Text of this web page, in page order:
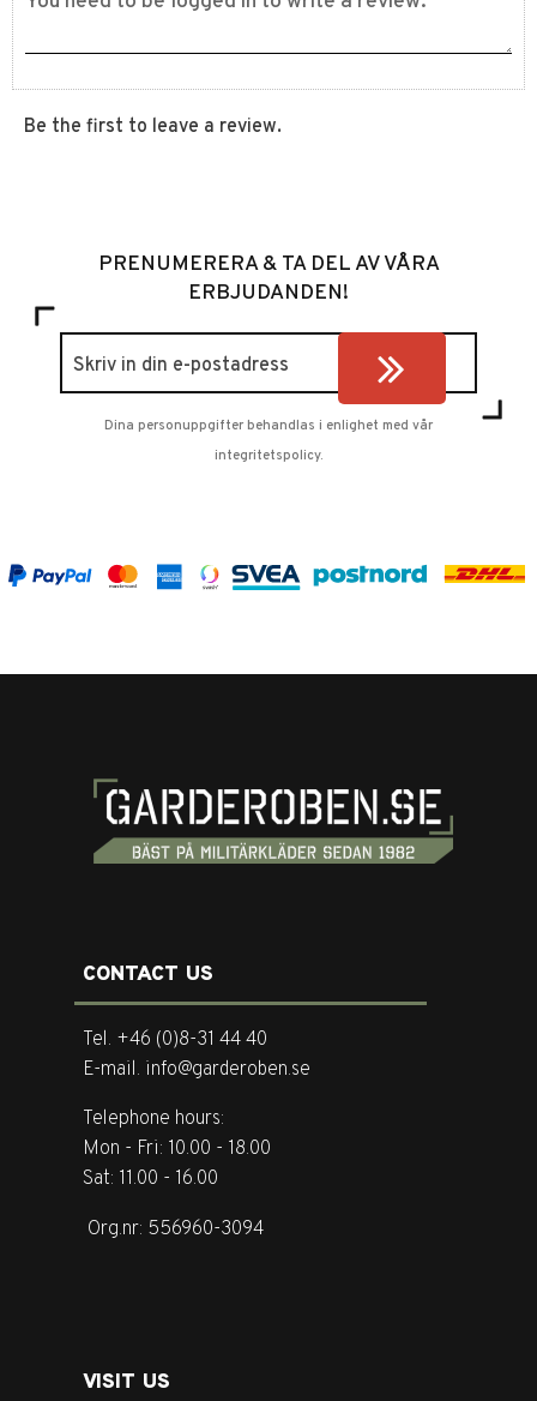
Be the first to leave a review.
PRENUMERERA & TA DEL AV VÅRA
ERBJUDANDEN!
Dina personuppgifter behandlas i enlighet med vår
integritetspolicy.
CONTACT US
Tel. +46 (0)8-31 44 40
E-mail. info@garderoben.se
Telephone hours:
Mon - Fri: 10.00 - 18.00
Sat: 11.00 - 16.00
Org.nr: 556960-3094
VISIT US